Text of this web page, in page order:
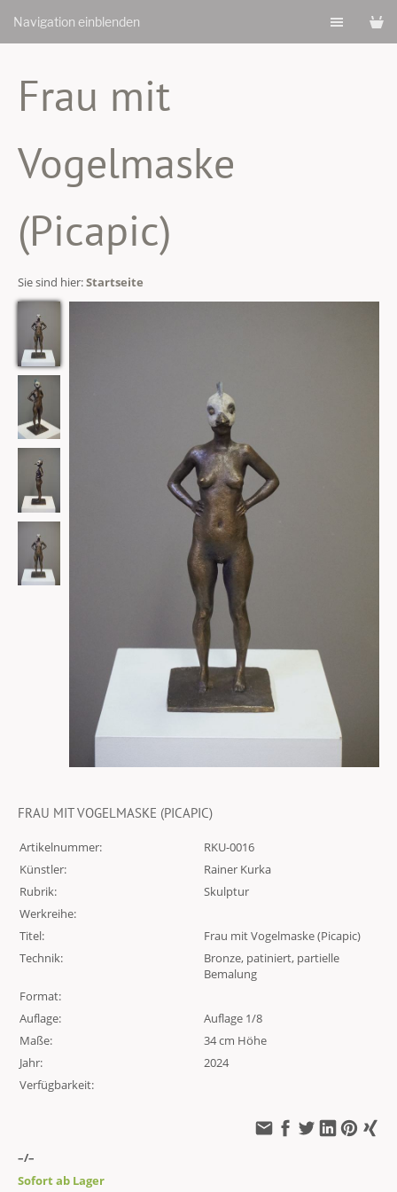
Navigation einblenden
Frau mit
Vogelmaske
(Picapic)
Sie sind hier:Startseite
FRAU MIT VOGELMASKE (PICAPIC)
Artikelnummer:
RKU-0016
Künstler:
Rainer Kurka
Rubrik:
Skulptur
Werkreihe:
Titel:
Frau mit Vogelmaske (Picapic)
Technik:
Bronze, patiniert, partielle
Bemalung
Format:
Auflage:
Auflage 1/8
Maße:
34 cm Höhe
Jahr:
2024
Verfügbarkeit:
–/–
Sofort ab Lager